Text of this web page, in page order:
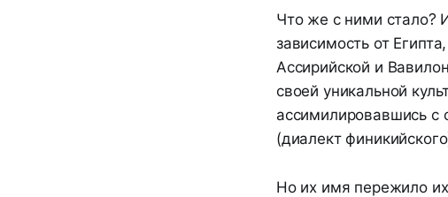
Что же с ними стало?
зависимость от
Ассирийской и
своей уникальной
ассимилировавшись
(диалект
Но их имя пережило